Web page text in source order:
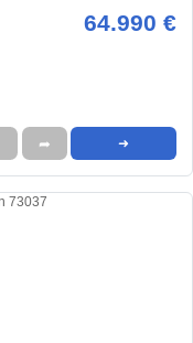
64.990 €
➦ ➜